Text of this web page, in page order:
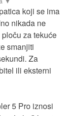
koji se ima
nikada ne
za tekuće
smanjiti
Za
ili eksterni
5 Pro iznosi